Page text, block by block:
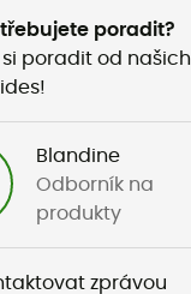
poradit?
si poradit od našich
Blandine
Odborník na
produkty
zprávou